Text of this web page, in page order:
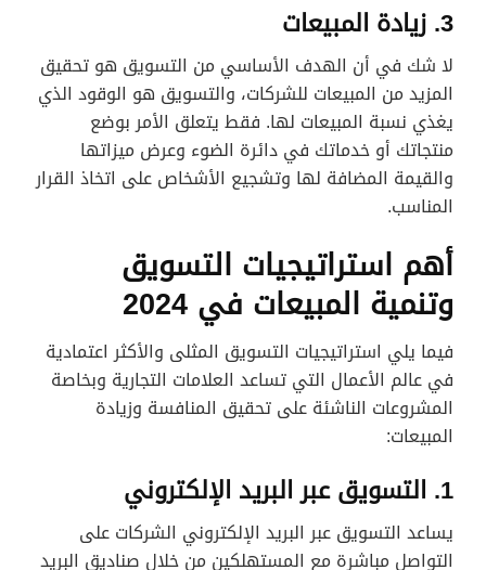
3. زيادة المبيعات
لا شك في أن الهدف الأساسي من التسويق هو تحقيق
المزيد من المبيعات للشركات، والتسويق هو الوقود الذي
يغذي نسبة المبيعات لها. فقط يتعلق الأمر بوضع
منتجاتك أو خدماتك في دائرة الضوء وعرض ميزاتها
والقيمة المضافة لها وتشجيع الأشخاص على اتخاذ القرار
المناسب.
أهم استراتيجيات التسويق
وتنمية المبيعات في 2024
فيما يلي استراتيجيات التسويق المثلى والأكثر اعتمادية
في عالم الأعمال التي تساعد العلامات التجارية وبخاصة
المشروعات الناشئة على تحقيق المنافسة وزيادة
المبيعات:
1. التسويق عبر البريد الإلكتروني
يساعد التسويق عبر البريد الإلكتروني الشركات على
التواصل مباشرة مع المستهلكين من خلال صناديق البريد